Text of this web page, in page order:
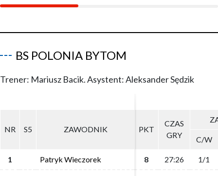
BS POLONIA BYTOM
Trener: Mariusz Bacik. Asystent: Aleksander Sędzik
NR S5 ZAWODNIK PKT
CZAS
GRY
C/W
1 Patryk Wieczorek 8 27:26 1/1
NR S5 ZAWODNIK PKT
CZAS
GRY
C/W
1 Patryk Wieczorek 8 27:26 1/1